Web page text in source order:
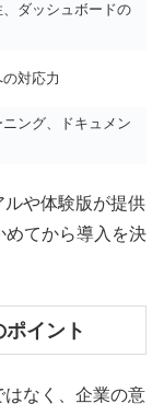
ダッシュボードの
対応力
ング、ドキュメン
ルや体験版が提供
めてから導入を決
イント
はなく、企業の意